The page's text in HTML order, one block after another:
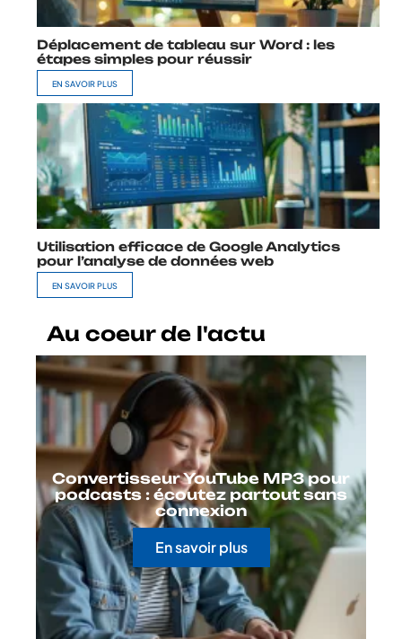
Déplacement de tableau sur Word : les
étapes simples pour réussir
EN SAVOIR PLUS
Utilisation efficace de Google Analytics
pour l’analyse de données web
EN SAVOIR PLUS
Au coeur de l'actu
Convertisseur YouTube MP3 pour
podcasts : écoutez partout sans
connexion
En savoir plus